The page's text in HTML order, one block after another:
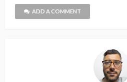
ADD A COMMENT